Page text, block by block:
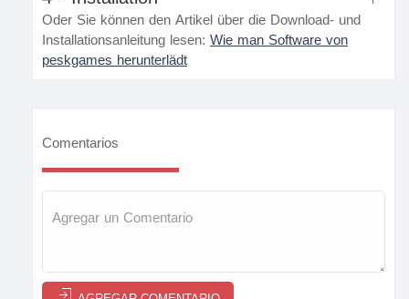
Oder Sie können den Artikel über die Download- und
Installationsanleitung lesen: Wie man Software von
peskgames herunterlädt
Comentarios